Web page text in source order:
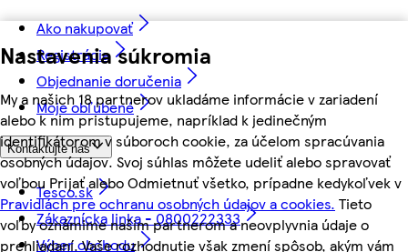
Nastavenia súkromia
My a našich 18 partnerov ukladáme informácie v zariadení
alebo k nim pristupujeme, napríklad k jedinečným
identifikátorom v súboroch cookie, za účelom spracúvania
osobných údajov. Svoj súhlas môžete udeliť alebo spravovať
voľbou Prijať alebo Odmietnuť všetko, prípadne kedykoľvek v
Pravidlách pre ochranu osobných údajov a cookies. Tieto
voľby oznámime našim partnerom a neovplyvnia údaje o
prehliadaní. Vaše rozhodnutie však zmení spôsob, akým vám
Ako nakupovať
Registrácia
Objednanie doručenia
Moje obľúbené
Kontaktujte nás
Tesco.sk
Zákaznícka linka - 0800222333
Výber obchodu